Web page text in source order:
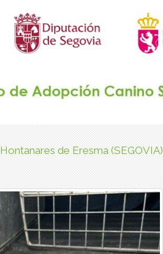
Hontanares de Eresma (SEGOVIA)